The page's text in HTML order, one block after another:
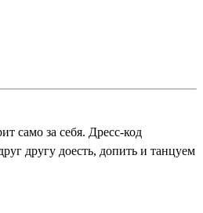
само за себя. Дресс-код
другу доесть, допить и танцуем